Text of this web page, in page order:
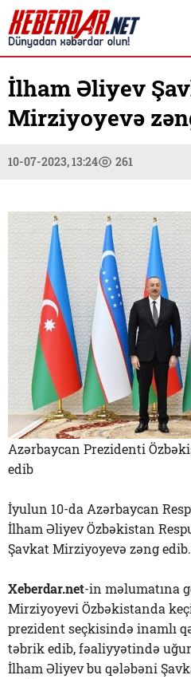
İlham Əliyev
Mirziyoyevə
10-07-2023, 13:24 261
Azərbaycan Prezidenti
edib
İyulun 10-da Azərbaycan
İlham Əliyev Özbəkistan
Şavkat Mirziyoyevə zəng edib.
Xeberdar.net-in məlumatına
Mirziyoyevi Özbəkistanda
prezident seçkisində inamlı
təbrik edib, fəaliyyətində
İlham Əliyev bu qələbəni